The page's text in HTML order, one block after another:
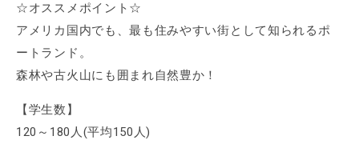
☆オススメポイント☆
アメリカ国内でも、最も住みやすい街として知られるポ
ートランド。
森林や古火山にも囲まれ自然豊か！
【学生数】
120～180人(平均150人)